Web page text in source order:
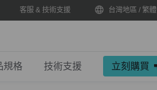
客服 & 技術支援 台灣地區 / 繁
規格 技術支援 立刻購買